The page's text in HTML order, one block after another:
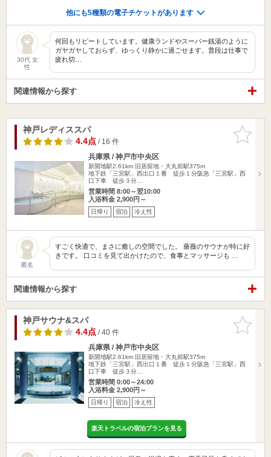
他にも5種類の電子チケットがあります
30代 女
性
何回もリピートしています。健康ランドやスーパー銭湯のように
ガヤガヤしておらず、ゆっくり静かに過ごせます。普段は仕事で
疲れ切…
関連情報から探す
お気に入
りに追加
神戸レディススパ
4.4点/ 16 件
兵庫県 / 神戸市中央区
新開地駅2.61km
旧居留地・大丸前駅375m
地下鉄「三宮駅」西出口１番 徒歩１分阪急「三宮駅」西
口下車 徒歩３分…
営業時間 8:00～翌10:00
入浴料金 2,900円～
日帰り 宿泊 冷え性
匿名
すごく快適で、まさに癒しの空間でした。 薔薇のサウナが特に好
きです。 口コミを見て出かけたので、食事とマッサージも …
関連情報から探す
お気に入
りに追加
神戸サウナ&スパ
4.4点/ 40 件
兵庫県 / 神戸市中央区
新開地駅2.61km
旧居留地・大丸前駅375m
地下鉄「三宮駅」西出口１番 徒歩１分阪急「三宮駅」西
口下車 徒歩３分…
営業時間 0:00～24:00
入浴料金 2,900円～
日帰り 宿泊 冷え性
楽天トラベルの宿泊プランを見る